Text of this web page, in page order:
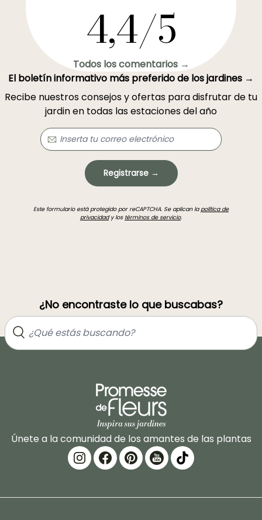
4,4/5
Todos los comentarios →
El boletín informativo más preferido de los jardines →
Recibe nuestros consejos y ofertas para disfrutar de tu
jardin en todas las estaciones del año
Registrarse →
Este formulario está protegido por reCAPTCHA. Se aplican lapolítica de
privacidady los términos de servicio.
¿No encontraste lo que buscabas?
Únete a la comunidad de los amantes de las plantas